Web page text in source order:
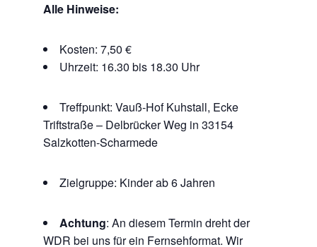
Alle Hinweise:
Kosten: 7,50 €
Uhrzeit: 16.30 bis 18.30 Uhr
Treffpunkt: Vauß-Hof Kuhstall, Ecke
Triftstraße – Delbrücker Weg in 33154
Salzkotten-Scharmede
Zielgruppe: Kinder ab 6 Jahren
Achtung: An diesem Termin dreht der
WDR bei uns für ein Fernsehformat. Wir